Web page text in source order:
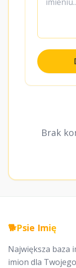
Brak
🐕Psie Imię
Największa baza
imion dla